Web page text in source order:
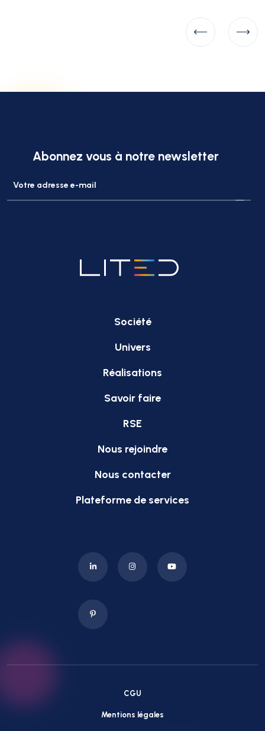
Abonnez vous à notre newsletter
Société
Univers
Réalisations
Savoir faire
RSE
Nous rejoindre
Nous contacter
Plateforme de services
CGU
Mentions légales